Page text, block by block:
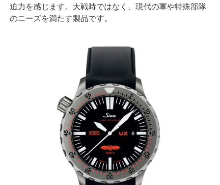
迫力を感じます。大戦時ではなく、現代の軍や特殊部隊
のニーズを満たす製品です。